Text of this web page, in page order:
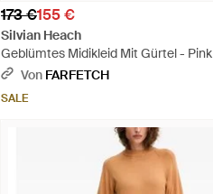
173 €155 €
Silvian Heach
Geblümtes Midikleid Mit Gürtel - Pink
Von FARFETCH
SALE